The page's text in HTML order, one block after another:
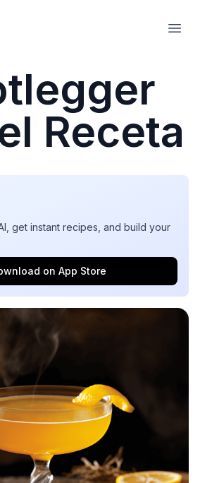
Receta
get instant recipes, and build your
on App Store